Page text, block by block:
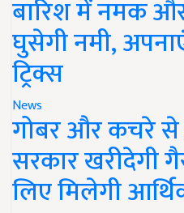
बारिश में नमक
घुसेगी नमी,
ट्रिक्स
News
गोबर और कचरे से
सरकार खरीदेगी
लिए मिलेगी